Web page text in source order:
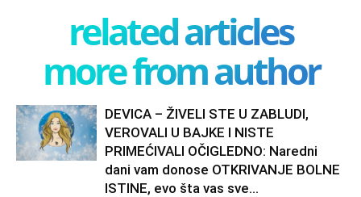
related articles
more from author
DEVICA – ŽIVELI STE U ZABLUDI,
VEROVALI U BAJKE I NISTE
PRIMEĆIVALI OČIGLEDNO: Naredni
dani vam donose OTKRIVANJE BOLNE
ISTINE, evo šta vas sve...